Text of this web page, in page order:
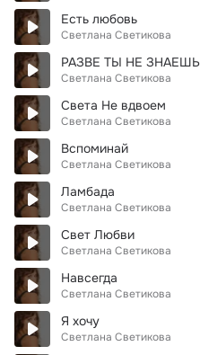
Есть любовь
Светлана Светикова
РАЗВЕ ТЫ НЕ ЗНАЕШЬ
Светлана Светикова
Света Не вдвоем
Светлана Светикова
Вспоминай
Светлана Светикова
Ламбада
Светлана Светикова
Свет Любви
Светлана Светикова
Навсегда
Светлана Светикова
Я хочу
Светлана Светикова